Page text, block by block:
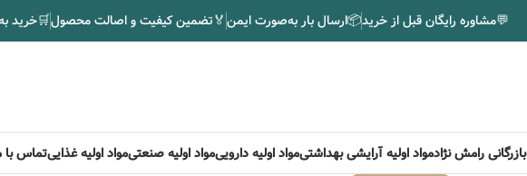
💬مشاوره رایگان قبل از خرید📦ارسال بار به‌صورت ایمن🏅تضمین کیفیت و اصالت محصول🛒خرید
بازرگانی رامش نژادمواد اولیه آرایشی بهداشتیمواد اولیه داروییمواد اولیه صنعتیمواد اولیه غذاییتماس با